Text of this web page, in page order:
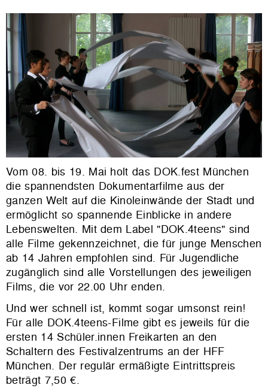
Vom 08. bis 19. Mai holt das DOK.fest München
die spannendsten Dokumentarfilme aus der
ganzen Welt auf die Kinoleinwände der Stadt und
ermöglicht so spannende Einblicke in andere
Lebenswelten. Mit dem Label "DOK.4teens" sind
alle Filme gekennzeichnet, die für junge Menschen
ab 14 Jahren empfohlen sind. Für Jugendliche
zugänglich sind alle Vorstellungen des jeweiligen
Films, die vor 22.00 Uhr enden.
Und wer schnell ist, kommt sogar umsonst rein!
Für alle DOK.4teens-Filme gibt es jeweils für die
ersten 14 Schüler.innen Freikarten an den
Schaltern des Festivalzentrums an der HFF
München. Der regulär ermäßigte Eintrittspreis
beträgt 7,50 €.